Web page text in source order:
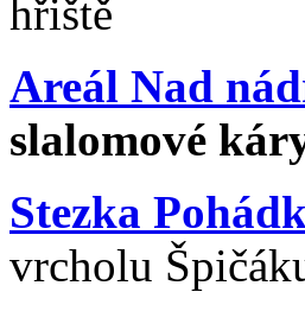
hřiště
Areál Nad
slalomové
Stezka
vrcholu